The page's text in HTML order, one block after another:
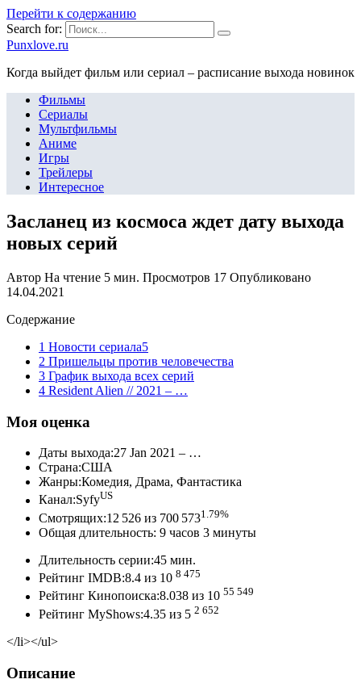
Перейти к содержанию
Search for:
Punxlove.ru
Когда выйдет фильм или сериал – расписание выхода новинок
Фильмы
Сериалы
Мультфильмы
Аниме
Игры
Трейлеры
Интересное
Засланец из космоса ждет дату выхода
новых серий
Автор На чтение 5 мин. Просмотров 17 Опубликовано
14.04.2021
Содержание
1 Новости сериала5
2 Пришельцы против человечества
3 График выхода всех серий
4 Resident Alien // 2021 – …
Моя оценка
Даты выхода:27 Jan 2021 – …
Страна:США
Жанры:Комедия, Драма, Фантастика
Канал:SyfyUS
Смотрящих:12 526 из 700 5731.79%
Общая длительность: 9 часов 3 минуты
Длительность серии:45 мин.
Рейтинг IMDB:8.4 из 10 8 475
Рейтинг Кинопоиска:8.038 из 10 55 549
Рейтинг MyShows:4.35 из 5 2 652
</li></ul>
Описание